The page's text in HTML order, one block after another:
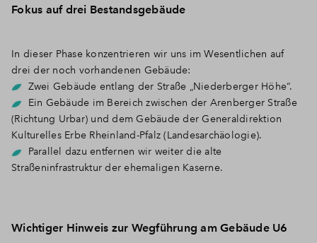
Fokus auf drei Bestandsgebäude
In dieser Phase konzentrieren wir uns im Wesentlichen auf
drei der noch vorhandenen Gebäude:
Zwei Gebäude entlang der Straße „Niederberger Höhe“.
Ein Gebäude im Bereich zwischen der Arenberger Straße
(Richtung Urbar) und dem Gebäude der Generaldirektion
Kulturelles Erbe Rheinland-Pfalz (Landesarchäologie).
Parallel dazu entfernen wir weiter die alte
Straßeninfrastruktur der ehemaligen Kaserne.
Wichtiger Hinweis zur Wegführung am Gebäude U6